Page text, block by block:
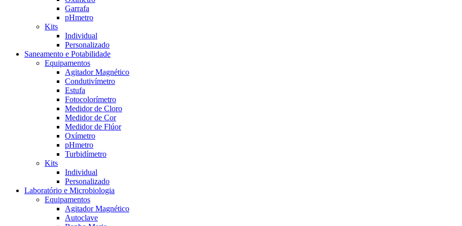
Garrafa
pHmetro
Kits
Individual
Personalizado
Saneamento e Potabilidade
Equipamentos
Agitador Magnético
Condutivímetro
Estufa
Fotocolorímetro
Medidor de Cloro
Medidor de Cor
Medidor de Flúor
Oxímetro
pHmetro
Turbidímetro
Kits
Individual
Personalizado
Laboratório e Microbiologia
Equipamentos
Agitador Magnético
Autoclave